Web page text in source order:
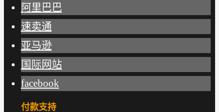
阿里巴巴
速卖通
亚马逊
国际网站
facebook
付款支持